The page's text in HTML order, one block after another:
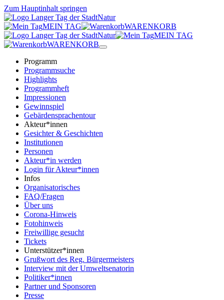
Zum Hauptinhalt springen
MEIN TAG
WARENKORB
MEIN TAG
WARENKORB
Programm
Programmsuche
Highlights
Programmheft
Impressionen
Gewinnspiel
Gebärdensprachentour
Akteur*innen
Gesichter & Geschichten
Institutionen
Personen
Akteur*in werden
Login für Akteur*innen
Infos
Organisatorisches
FAQ/Fragen
Über uns
Corona-Hinweis
Fotohinweis
Freiwillige gesucht
Tickets
Unterstützer*innen
Grußwort des Reg. Bürgermeisters
Interview mit der Umweltsenatorin
Politiker*innen
Partner und Sponsoren
Presse